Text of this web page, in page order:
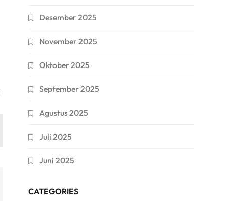
Desember 2025
November 2025
Oktober 2025
September 2025
Agustus 2025
Juli 2025
Juni 2025
CATEGORIES